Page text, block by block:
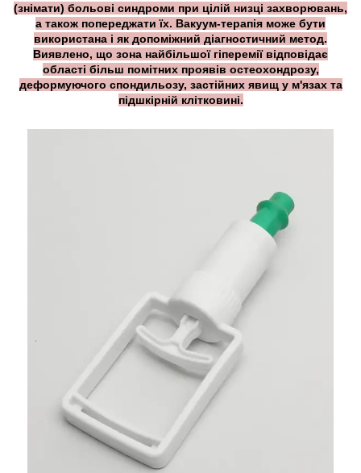
(знімати) больові синдроми при цілій низці захворювань,
а також попереджати їх. Вакуум-терапія може бути
використана і як допоміжний діагностичний метод.
Виявлено, що зона найбільшої гіперемії відповідає
області більш помітних проявів остеохондрозу,
деформуючого спондильозу, застійних явищ у м'язах та
підшкірній клітковині.